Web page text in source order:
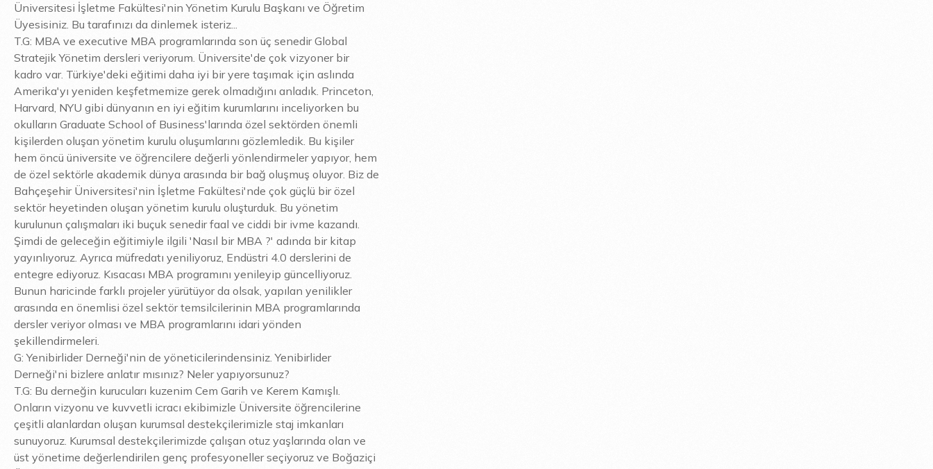
Üniversitesi İşletme Fakültesi'nin Yönetim Kurulu Başkanı ve Öğretim
Üyesisiniz. Bu tarafınızı da dinlemek isteriz...
T.G: MBA ve executive MBA programlarında son üç senedir Global
Stratejik Yönetim dersleri veriyorum. Üniversite'de çok vizyoner bir
kadro var. Türkiye'deki eğitimi daha iyi bir yere taşımak için aslında
Amerika'yı yeniden keşfetmemize gerek olmadığını anladık. Princeton,
Harvard, NYU gibi dünyanın en iyi eğitim kurumlarını inceliyorken bu
okulların Graduate School of Business'larında özel sektörden önemli
kişilerden oluşan yönetim kurulu oluşumlarını gözlemledik. Bu kişiler
hem öncü üniversite ve öğrencilere değerli yönlendirmeler yapıyor, hem
de özel sektörle akademik dünya arasında bir bağ oluşmuş oluyor. Biz de
Bahçeşehir Üniversitesi'nin İşletme Fakültesi'nde çok güçlü bir özel
sektör heyetinden oluşan yönetim kurulu oluşturduk. Bu yönetim
kurulunun çalışmaları iki buçuk senedir faal ve ciddi bir ivme kazandı.
Şimdi de geleceğin eğitimiyle ilgili 'Nasıl bir MBA ?' adında bir kitap
yayınlıyoruz. Ayrıca müfredatı yeniliyoruz, Endüstri 4.0 derslerini de
entegre ediyoruz. Kısacası MBA programını yenileyip güncelliyoruz.
Bunun haricinde farklı projeler yürütüyor da olsak, yapılan yenilikler
arasında en önemlisi özel sektör temsilcilerinin MBA programlarında
dersler veriyor olması ve MBA programlarını idari yönden
şekillendirmeleri.
G: Yenibirlider Derneği'nin de yöneticilerindensiniz. Yenibirlider
Derneği'ni bizlere anlatır mısınız? Neler yapıyorsunuz?
T.G: Bu derneğin kurucuları kuzenim Cem Garih ve Kerem Kamışlı.
Onların vizyonu ve kuvvetli icracı ekibimizle Üniversite öğrencilerine
çeşitli alanlardan oluşan kurumsal destekçilerimizle staj imkanları
sunuyoruz. Kurumsal destekçilerimizde çalışan otuz yaşlarında olan ve
üst yönetime değerlendirilen genç profesyoneller seçiyoruz ve Boğaziçi